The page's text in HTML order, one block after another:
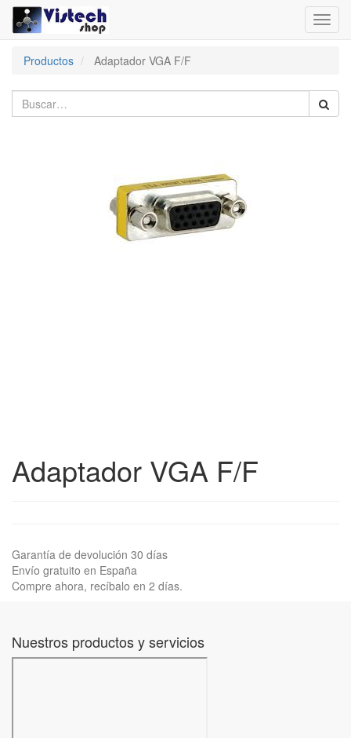
Productos
Adaptador VGA F/F
Adaptador VGA F/F
Garantía de devolución 30 días
Envío gratuito en España
Compre ahora, recíbalo en 2 días.
Nuestros productos y servicios